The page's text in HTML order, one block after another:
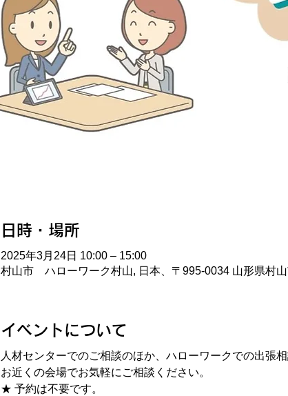
日時・場所
2025年3月24日 10:00 – 15:00
村山市 ハローワーク村山, 日本、〒995-0034 山形県村
イベントについて
人材センターでのご相談のほか、ハローワークでの出張相
お近くの会場でお気軽にご相談ください。
★ 予約は不要です。